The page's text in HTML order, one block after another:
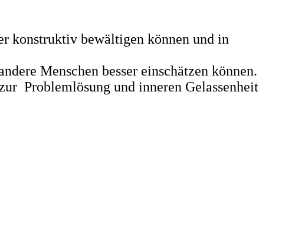
konstruktiv bewältigen können und in
Menschen besser einschätzen können.
Problemlösung und inneren Gelassenheit